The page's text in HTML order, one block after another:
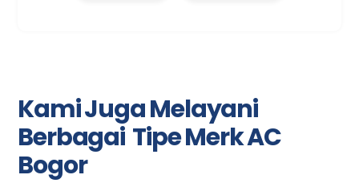
Kami Juga Melayani
Berbagai Tipe Merk AC
Bogor